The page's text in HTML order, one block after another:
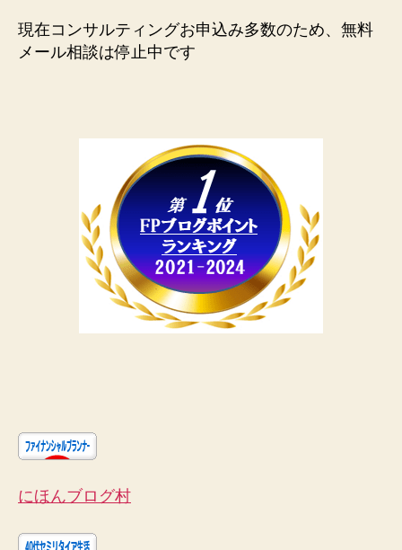
現在コンサルティングお申込み多数のため、無料
メール相談は停止中です
にほんブログ村